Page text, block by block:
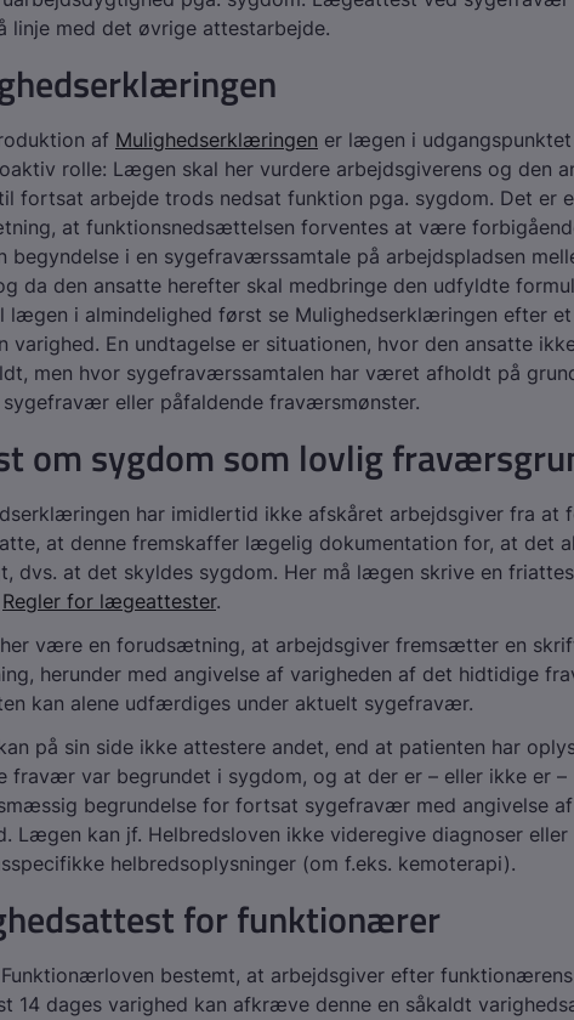
linje med det øvrige attestarbejde.
af Mulighedserklæringen er lægen i
rolle: Lægen skal her vurdere arbejdsgiverens og den
fortsat arbejde trods nedsat funktion pga. sygdom. Det er
at funktionsnedsættelsen forventes at være
begyndelse i en sygefraværssamtale på arbejdspladsen
da den ansatte herefter skal medbringe den udfyldte
lægen i almindelighed først se Mulighedserklæringen efter
varighed. En undtagelse er situationen, hvor den ansatte
men hvor sygefraværssamtalen har været afholdt på
eller påfaldende fraværsmønster.
om sygdom som lovlig
har imidlertid ikke afskåret arbejdsgiver fra at
at denne fremskaffer lægelig dokumentation for, at det
dvs. at det skyldes sygdom. Her må lægen skrive en
Regler for lægeattester.
være en forudsætning, at arbejdsgiver fremsætter en
herunder med angivelse af varigheden af det hidtidige
kan alene udfærdiges under aktuelt sygefravær.
på sin side ikke attestere andet, end at patienten har
fravær var begrundet i sygdom, og at der er – eller ikke er –
begrundelse for fortsat sygefravær med angivelse
Lægen kan jf. Helbredsloven ikke videregive diagnoser eller
helbredsoplysninger (om f.eks. kemoterapi).
for funktionærer
bestemt, at arbejdsgiver efter
14 dages varighed kan afkræve denne en såkaldt